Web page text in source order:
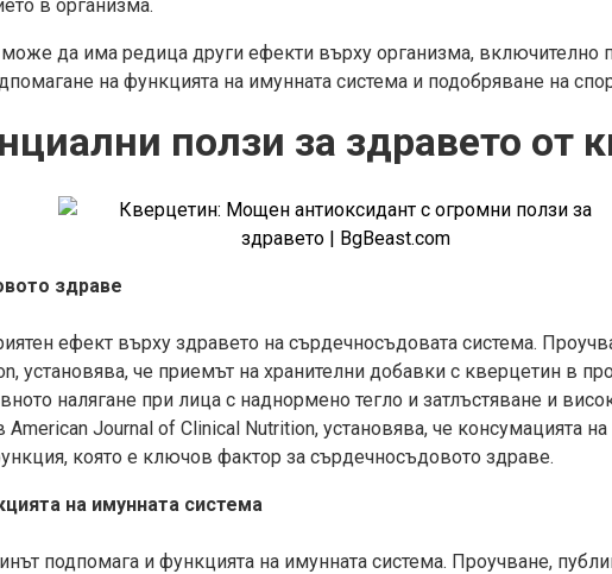
в организма.
да има редица други ефекти върху организма, включително
на функцията на имунната система и подобряване на
ползи за здравето от
здраве
ефект върху здравето на сърдечносъдовата система.
установява, че приемът на хранителни добавки с кверцетин в
налягане при лица с наднормено тегло и затлъстяване и
Journal of Clinical Nutrition, установява, че консумацията
която е ключов фактор за сърдечносъдовото здраве.
на имунната система
подпомага и функцията на имунната система. Проучване,